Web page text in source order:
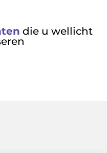
die u wellicht